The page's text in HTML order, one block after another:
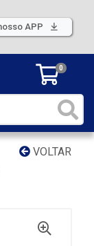
APP
0
VOLTAR